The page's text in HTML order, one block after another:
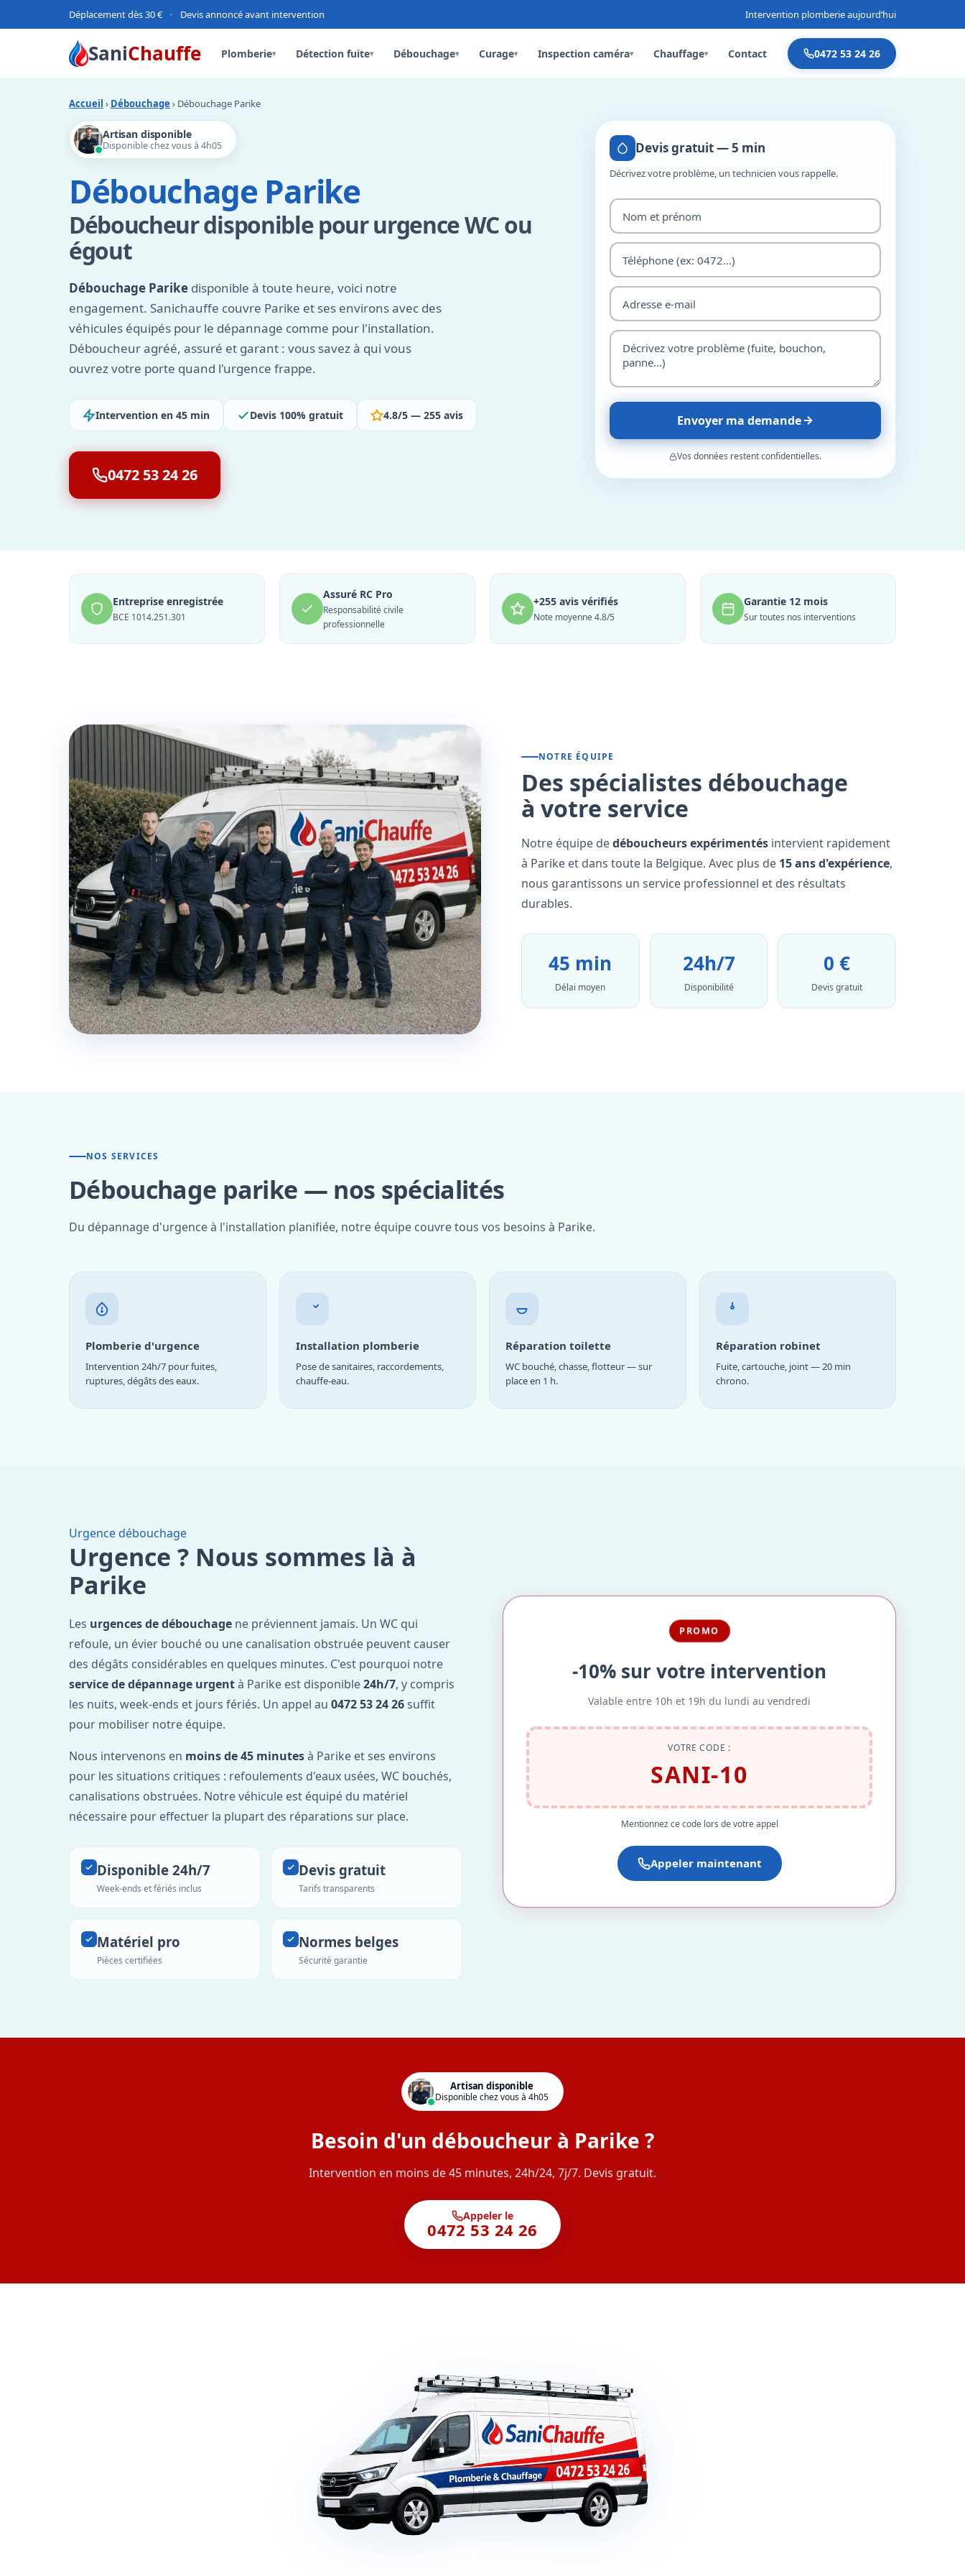
Déplacement dès 30 € • Devis annoncé avant intervention Intervention plomberie aujourd’hui
SaniChauffe Plomberie▾ Détection fuite▾ Débouchage▾ Curage▾ Inspection caméra▾ Chauffage▾ Contact 0472 53 24 26
Accueil › Débouchage › Débouchage Parike
Artisan disponible
Disponible chez vous à 4h05
Débouchage Parike
Déboucheur disponible pour urgence WC ou
égout
Débouchage Parike disponible à toute heure, voici notre
engagement. Sanichauffe couvre Parike et ses environs avec des
véhicules équipés pour le dépannage comme pour l'installation.
Déboucheur agréé, assuré et garant : vous savez à qui vous
ouvrez votre porte quand l'urgence frappe.
Intervention en 45 min Devis 100% gratuit 4.8/5 — 255 avis
0472 53 24 26
Devis gratuit — 5 min
Décrivez votre problème, un technicien vous rappelle.
Envoyer ma demande
Vos données restent confidentielles.
Entreprise enregistrée
BCE 1014.251.301
Assuré RC Pro
Responsabilité civile
professionnelle
+255 avis vérifiés
Note moyenne 4.8/5
Garantie 12 mois
Sur toutes nos interventions
NOTRE ÉQUIPE
Des spécialistes débouchage
à votre service
Notre équipe dedéboucheurs expérimentés intervient rapidement
à Parike et dans toute la Belgique. Avec plus de 15 ans d'expérience,
nous garantissons un service professionnel et des résultats
durables.
45 min
Délai moyen
24h/7
Disponibilité
0 €
Devis gratuit
NOS SERVICES
Débouchage parike — nos spécialités
Du dépannage d'urgence à l'installation planifiée, notre équipe couvre tous vos besoins à Parike.
Plomberie d'urgence
Intervention 24h/7 pour fuites,
ruptures, dégâts des eaux.
Installation plomberie
Pose de sanitaires, raccordements,
chauffe-eau.
Réparation toilette
WC bouché, chasse, flotteur — sur
place en 1 h.
Réparation robinet
Fuite, cartouche, joint — 20 min
chrono.
Urgence débouchage
Urgence ? Nous sommes là à
Parike
Les urgences de débouchage ne préviennent jamais. Un WC qui
refoule, un évier bouché ou une canalisation obstruée peuvent causer
des dégâts considérables en quelques minutes. C'est pourquoi notre
service de dépannage urgentà Parike est disponible24h/7, y compris
les nuits, week-ends et jours fériés. Un appel au 0472 53 24 26suffit
pour mobiliser notre équipe.
Nous intervenons en moins de 45 minutesà Parike et ses environs
pour les situations critiques : refoulements d'eaux usées, WC bouchés,
canalisations obstruées. Notre véhicule est équipé du matériel
nécessaire pour effectuer la plupart des réparations sur place.
Disponible 24h/7
Week-ends et fériés inclus
Devis gratuit
Tarifs transparents
Matériel pro
Pièces certifiées
Normes belges
Sécurité garantie
PROMO
-10% sur votre intervention
Valable entre 10h et 19h du lundi au vendredi
VOTRE CODE :
SANI-10
Mentionnez ce code lors de votre appel
Appeler maintenant
Artisan disponible
Disponible chez vous à 4h05
Besoin d'un déboucheur à Parike ?
Intervention en moins de 45 minutes, 24h/24, 7j/7. Devis gratuit.
Appeler le
0472 53 24 26